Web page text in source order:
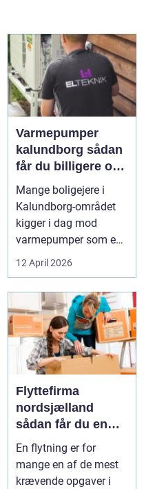
Varmepumper
kalundborg sådan
får du billigere og
mere bæredygtig
varme
Mange boligejere i
Kalundborg-området
kigger i dag mod
varmepumper som en
vej til lavere
12 April 2026
Flyttefirma
nordsjælland
sådan får du en
tryg og effektiv
flytning
En flytning er for
mange en af de mest
krævende opgaver i